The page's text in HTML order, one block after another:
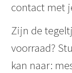
contact met
Zijn de
voorraad?
kan naar: